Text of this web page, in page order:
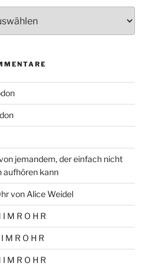
jemandem, der einfach nicht
aufhören kann
von Alice Weidel
I M R O H R
M R O H R
I M R O H R